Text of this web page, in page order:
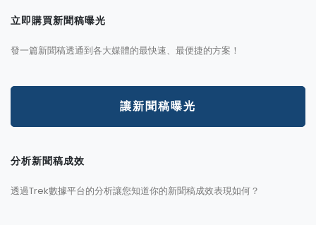
立即購買新聞稿曝光
發一篇新聞稿透通到各大媒體的最快速、最便捷的方案！
讓新聞稿曝光
分析新聞稿成效
透過Trek數據平台的分析讓您知道你的新聞稿成效表現如何？